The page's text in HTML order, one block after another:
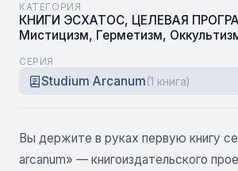
КАТЕГОРИЯ
КНИГИ ЭСХАТОС, ЦЕЛЕВАЯ
Мистицизм, Герметизм,
СЕРИЯ
Studium Arcanum(1 книга)
Вы держите в руках первую книгу
arcanum» — книгоиздательского